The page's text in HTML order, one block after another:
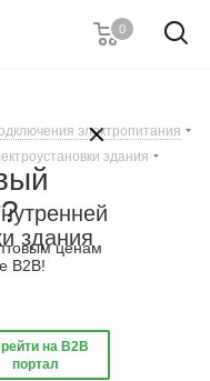
0
электропитания
здания
здания
ценам
B2B!
на B2B
портал